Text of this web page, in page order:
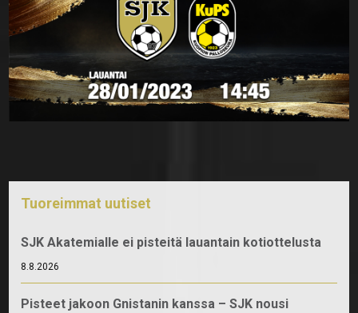
Tuoreimmat uutiset
SJK Akatemialle ei pisteitä lauantain kotiottelusta
8.8.2026
Pisteet jakoon Gnistanin kanssa – SJK nousi